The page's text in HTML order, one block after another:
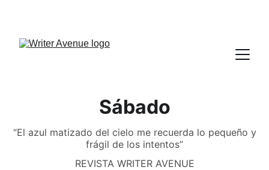
Sábado
“El azul matizado del cielo me recuerda lo pequeño y
frágil de los intentos”
REVISTA WRITER AVENUE